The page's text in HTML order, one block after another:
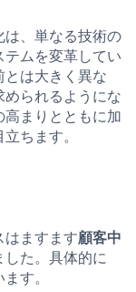
は、単なる技術の
ムを変革してい
とは大きく異な
められるようにな
まりとともに加
ちます。
はますます顧客中
した。具体的に
す。